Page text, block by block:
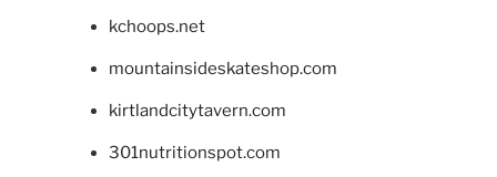
kchoops.net
mountainsideskateshop.com
kirtlandcitytavern.com
301nutritionspot.com